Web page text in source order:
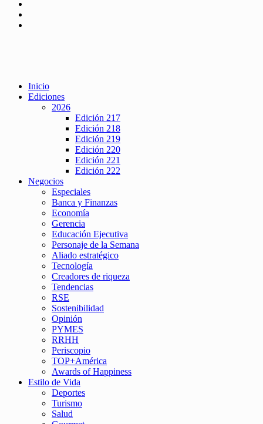
Inicio
Ediciones
2026
Edición 217
Edición 218
Edición 219
Edición 220
Edición 221
Edición 222
Negocios
Especiales
Banca y Finanzas
Economía
Gerencia
Educación Ejecutiva
Personaje de la Semana
Aliado estratégico
Tecnología
Creadores de riqueza
Tendencias
RSE
Sostenibilidad
Opinión
PYMES
RRHH
Periscopio
TOP+América
Awards of Happiness
Estilo de Vida
Deportes
Turismo
Salud